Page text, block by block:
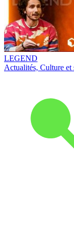
LEGEND
Actualités, Culture et